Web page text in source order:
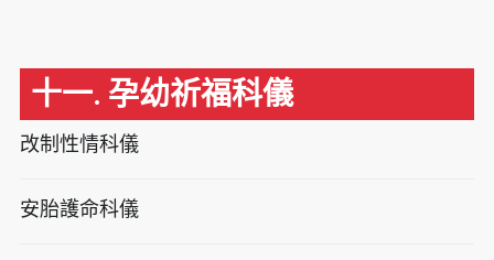
十一. 孕幼祈福科儀
改制性情科儀
安胎護命科儀